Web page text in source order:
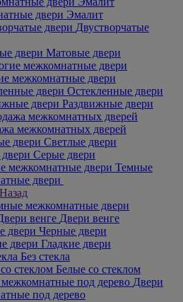
двери Эмалит
Двустворчатые
Матовые двери
межкомнатные двери
Остекленные двери
Раздвижные двери
межкомнатных дверей
Светлые двери
Серые двери
Темные
двери
Назад
межкомнатные двери
Двери венге
Черные двери
Гладкие двери
Без стекла
Белые со стеклом
Двери
под дерево